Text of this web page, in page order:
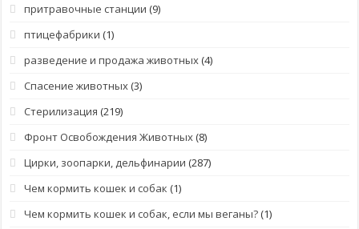
притравочные станции (9)
птицефабрики (1)
разведение и продажа животных(4)
Спасение животных(3)
Стерилизация (219)
Фронт Освобождения Животных(8)
Цирки, зоопарки, дельфинарии (287)
Чем кормить кошек и собак (1)
Чем кормить кошек и собак, если мы веганы?(1)